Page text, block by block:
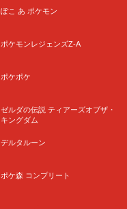
ぽこ あ ポケモン
ポケモンレジェンズZ-A
ポケポケ
ゼルダの伝説 ティアーズオブザ・
キングダム
デルタルーン
ポケ森 コンプリート